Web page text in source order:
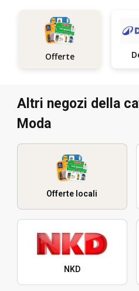
Offerte
Altri negozi della
Moda
Offerte locali
NKD